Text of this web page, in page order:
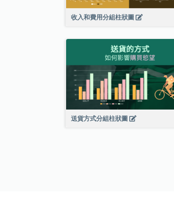
收入和費用分組柱狀圖
送貨方式分組柱狀圖